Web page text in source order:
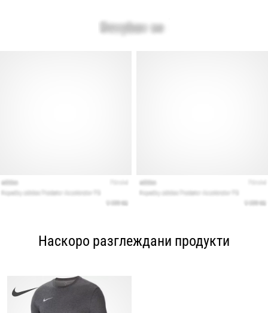
Наскоро разглеждани продукти